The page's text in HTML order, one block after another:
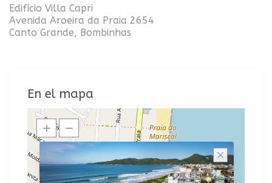
Edifício Villa Capri
Avenida Aroeira da Praia 2654
Canto Grande, Bombinhas
En el mapa